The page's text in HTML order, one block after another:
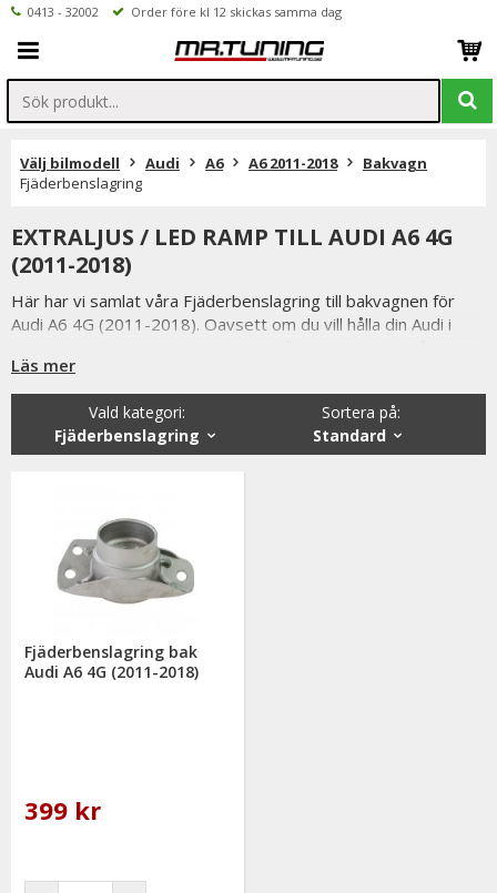
0413 - 32002 Order före kl 12 skickas samma dag
Välj bilmodell Audi A6 A6 2011-2018
Bakvagn
Fjäderbenslagring
EXTRALJUS / LED RAMP TILL AUDI A6 4G
(2011-2018)
Här har vi samlat våra Fjäderbenslagring till bakvagnen för
Audi A6 4G (2011-2018). Oavsett om du vill hålla din Audi i
sortiment ett stort urval av bakvagnsprodukter.
Läs mer
Sortera på:
Standard
Vald kategori:
Fjäderbenslagring
Fjäderbenslagring bak
Audi A6 4G (2011-2018)
399 kr